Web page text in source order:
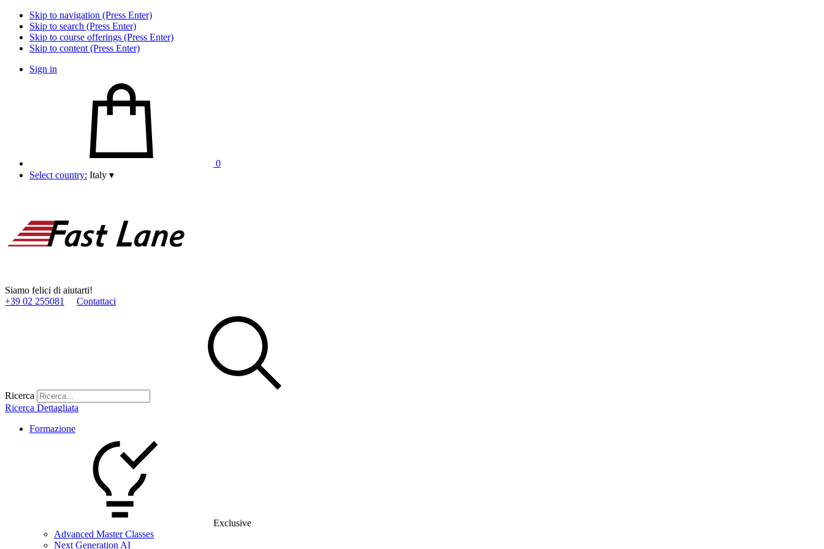
Skip to navigation (Press Enter)
Skip to search (Press Enter)
Skip to course offerings (Press Enter)
Skip to content (Press Enter)
Sign in
0
Select country: Italy ▾
Siamo felici di aiutarti!
+39 02 255081
Contattaci
Ricerca
Ricerca Dettagliata
Formazione
Exclusive
Advanced Master Classes
Next Generation AI